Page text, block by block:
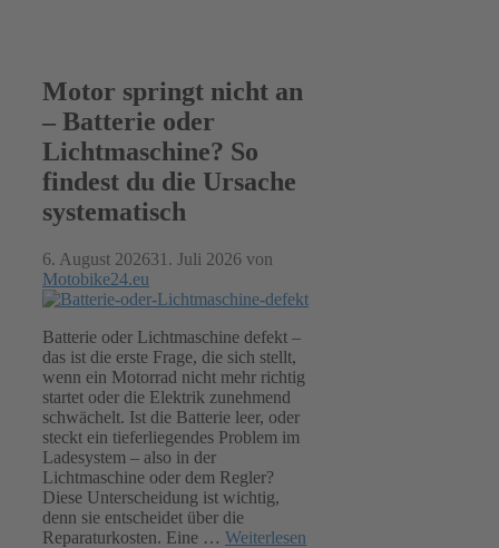
Motor springt nicht an
– Batterie oder
Lichtmaschine? So
findest du die Ursache
systematisch
6. August 202631. Juli 2026 von
Motobike24.eu
Batterie oder Lichtmaschine defekt –
das ist die erste Frage, die sich stellt,
wenn ein Motorrad nicht mehr richtig
startet oder die Elektrik zunehmend
schwächelt. Ist die Batterie leer, oder
steckt ein tieferliegendes Problem im
Ladesystem – also in der
Lichtmaschine oder dem Regler?
Diese Unterscheidung ist wichtig,
denn sie entscheidet über die
Reparaturkosten. Eine … Weiterlesen